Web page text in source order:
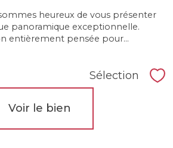
heureux de vous présenter
panoramique exceptionnelle.
entièrement pensée pour...
Sélection
Voir le bien